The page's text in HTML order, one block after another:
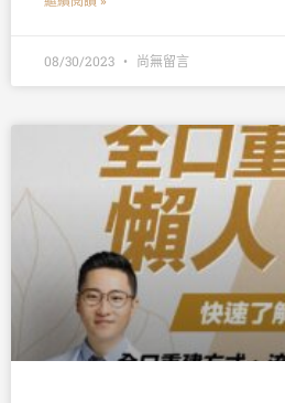
08/30/2023 尚無留言